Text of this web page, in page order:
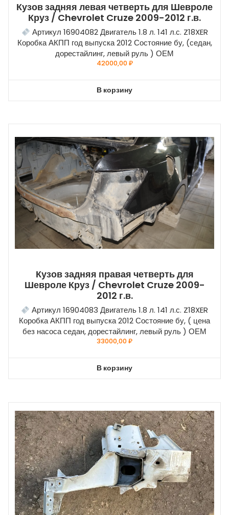
Кузов задняя левая четверть для Шевроле
Круз / Chevrolet Cruze 2009-2012 г.в.
Артикул 16904082 Двигатель 1.8 л. 141 л.с. Z18XER
Коробка АКПП год выпуска 2012 Состояние бу, (седан,
дорестайлинг, левый руль ) ОЕМ
42000,00₽
В корзину
Кузов задняя правая четверть для
Шевроле Круз / Chevrolet Cruze 2009-
2012 г.в.
Артикул 16904083 Двигатель 1.8 л. 141 л.с. Z18XER
Коробка АКПП год выпуска 2012 Состояние бу, ( цена
без насоса седан, дорестайлинг, левый руль ) ОЕМ
33000,00₽
В корзину